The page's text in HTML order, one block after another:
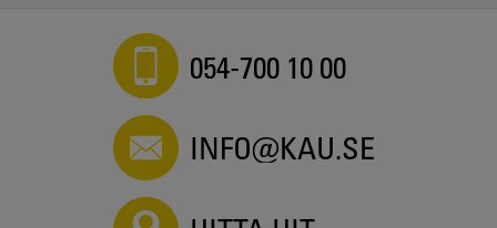
054-700 10 00
INFO@KAU.SE